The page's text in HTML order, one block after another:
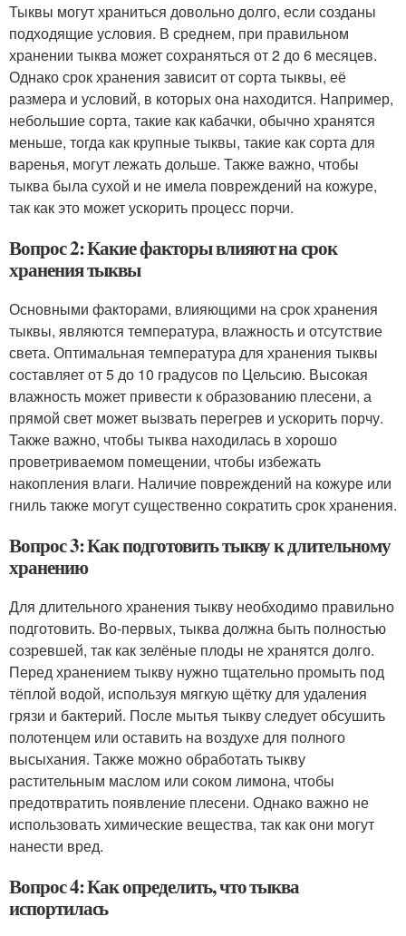
Тыквы могут храниться довольно долго, если созданы
подходящие условия. В среднем, при правильном
хранении тыква может сохраняться от 2 до 6 месяцев.
Однако срок хранения зависит от сорта тыквы, её
размера и условий, в которых она находится. Например,
небольшие сорта, такие как кабачки, обычно хранятся
меньше, тогда как крупные тыквы, такие как сорта для
варенья, могут лежать дольше. Также важно, чтобы
тыква была сухой и не имела повреждений на кожуре,
так как это может ускорить процесс порчи.
Вопрос 2: Какие факторы влияют на срок
хранения тыквы
Основными факторами, влияющими на срок хранения
тыквы, являются температура, влажность и отсутствие
света. Оптимальная температура для хранения тыквы
составляет от 5 до 10 градусов по Цельсию. Высокая
влажность может привести к образованию плесени, а
прямой свет может вызвать перегрев и ускорить порчу.
Также важно, чтобы тыква находилась в хорошо
проветриваемом помещении, чтобы избежать
накопления влаги. Наличие повреждений на кожуре или
гниль также могут существенно сократить срок хранения.
Вопрос 3: Как подготовить тыкву к длительному
хранению
Для длительного хранения тыкву необходимо правильно
подготовить. Во-первых, тыква должна быть полностью
созревшей, так как зелёные плоды не хранятся долго.
Перед хранением тыкву нужно тщательно промыть под
тёплой водой, используя мягкую щётку для удаления
грязи и бактерий. После мытья тыкву следует обсушить
полотенцем или оставить на воздухе для полного
высыхания. Также можно обработать тыкву
растительным маслом или соком лимона, чтобы
предотвратить появление плесени. Однако важно не
использовать химические вещества, так как они могут
нанести вред.
Вопрос 4: Как определить, что тыква
испортилась